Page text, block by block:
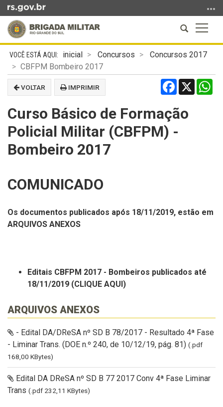
para
conteúdo
para
menu
para
busca
a
Abrir
a
busca
Início
conteúdo
inicial Concursos
Concursos 2017
CBFPM Bombeiro 2017
VOLTAR IMPRIMIR Facebook
X
Curso Básico de Formação
Policial Militar (CBFPM) -
Bombeiro 2017
COMUNICADO
Os documentos publicados após 18/11/2019, estão em
ARQUIVOS ANEXOS
Editais CBFPM 2017 - Bombeiros publicados até
18/11/2019 (CLIQUE AQUI)
ARQUIVOS ANEXOS
- Edital DA/DReSA nº SD B 78/2017 - Resultado 4ª Fase
- Liminar Trans. (DOE n.º 240, de 10/12/19, pág. 81) (.pdf
168,00 KBytes)
Edital DA DReSA nº SD B 77 2017 Conv 4ª Fase Liminar
Trans (.pdf 232,11 KBytes)